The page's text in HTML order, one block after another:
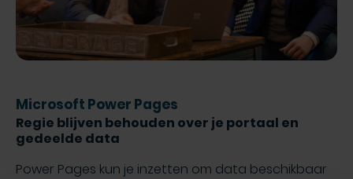
Microsoft Power Pages
Regie blijven behouden over je portaal en
gedeelde data
Power Pages kun je inzetten om data beschikbaar